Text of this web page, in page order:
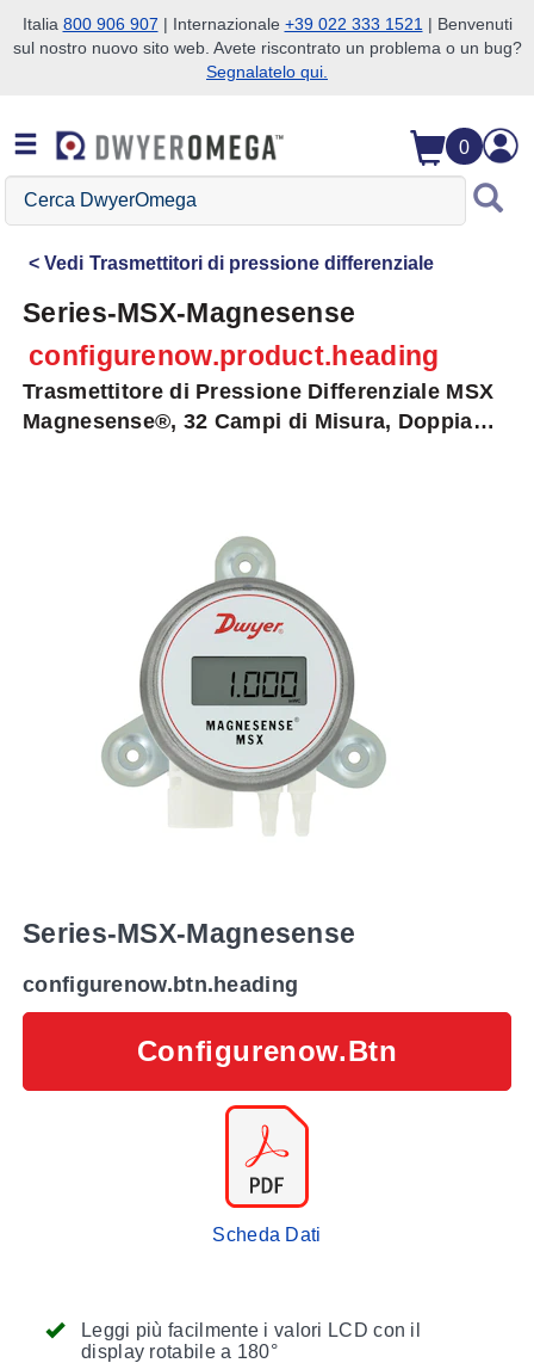
Salta alla ricerca
Salta al contenuto principale
Salta alla navigazione
Italia 800 906 907 | Internazionale +39 022 333 1521 | Benvenuti
sul nostro nuovo sito web. Avete riscontrato un problema o un bug?
Segnalatelo qui.
0
Cerca
DwyerOmega
Vedi Trasmettitori di pressione differenziale
Series-MSX-Magnesense
configurenow.product.heading
Trasmettitore di Pressione Differenziale MSX
Magnesense®, 32 Campi di Misura, Doppia
Leggi più facilmente i valori LCD con il
display rotabile a 180°
Series-MSX-Magnesense
configurenow.btn.heading
Configurenow.btn
Scheda Dati